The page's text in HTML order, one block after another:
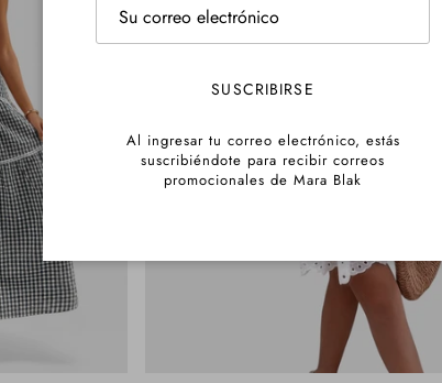
SUSCRIBIRSE
Al ingresar tu correo electrónico, estás
suscribiéndote para recibir correos
promocionales de Mara Blak